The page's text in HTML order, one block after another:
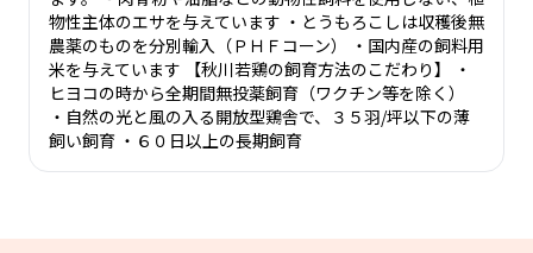
物性主体のエサを与えています ・とうもろこしは収穫後無
農薬のものを分別輸入（ＰＨＦコーン） ・国内産の飼料用
米を与えています 【秋川若鶏の飼育方法のこだわり】 ・
ヒヨコの時から全期間無投薬飼育（ワクチン等を除く）
・自然の光と風の入る開放型鶏舎で、３５羽/坪以下の薄
飼い飼育 ・６０日以上の長期飼育